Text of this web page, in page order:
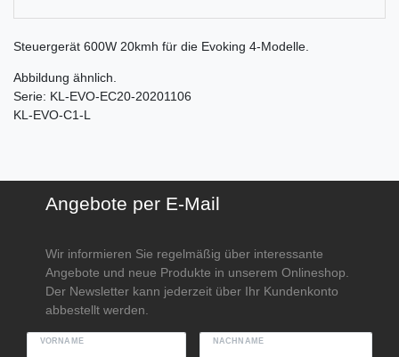
Steuergerät 600W 20kmh für die Evoking 4-Modelle.
Abbildung ähnlich.
Serie: KL-EVO-EC20-20201106
KL-EVO-C1-L
Angebote per E-Mail
Wir informieren Sie regelmäßig über interessante
Angebote und neue Produkte in unserem Onlineshop.
Der Newsletter kann jederzeit über Ihr Kundenkonto
abbestellt werden.
VORNAME NACHNAME